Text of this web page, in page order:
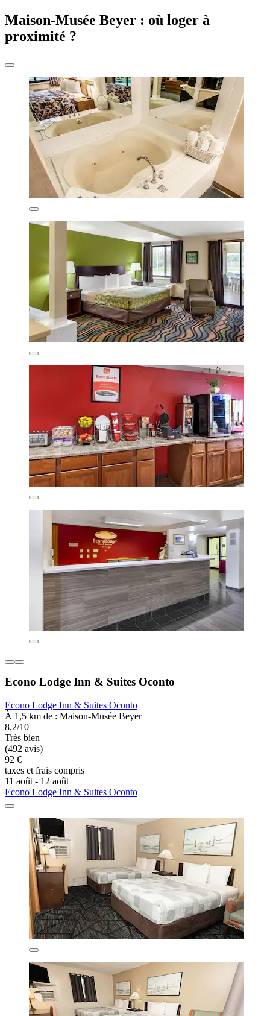
Maison-Musée Beyer : où loger à
proximité ?
Econo Lodge Inn & Suites Oconto
Econo Lodge Inn & Suites Oconto
À 1,5 km de : Maison-Musée Beyer
8,2/10
Très bien
(492 avis)
92 €
taxes et frais compris
11 août - 12 août
Econo Lodge Inn & Suites Oconto